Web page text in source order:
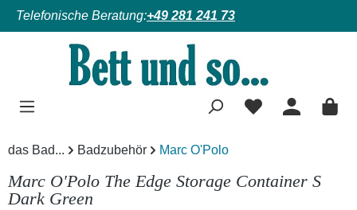
Zum Hauptinhalt springen
Telefonische Beratung:+49 281 241 73
das Bad... Badzubehör Marc O'Polo
Marc O'Polo The Edge Storage Container S
Dark Green